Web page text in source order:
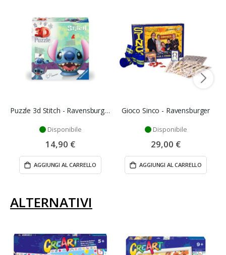
Puzzle 3d Stitch - Ravensburger
Disponibile
14,90 €
AGGIUNGI AL CARRELLO
Gioco Sinco - Ravensburger
Disponibile
29,00 €
AGGIUNGI AL CARRELLO
ALTERNATIVI